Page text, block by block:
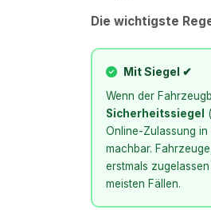
Die wichtigste
Mit Siegel ✔
Wenn der
Sicherheitssiegel
Online-Zulassung
machbar.
erstmals
meisten Fällen.